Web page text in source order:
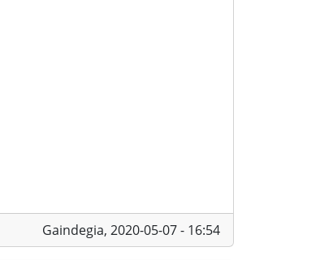
Gaindegia, 2020-05-07 - 16:54